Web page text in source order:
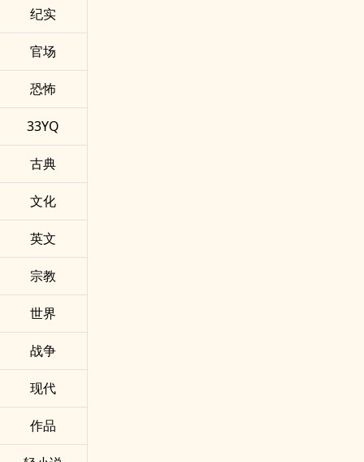
纪实
官场
恐怖
33YQ
古典
文化
英文
宗教
世界
战争
现代
作品